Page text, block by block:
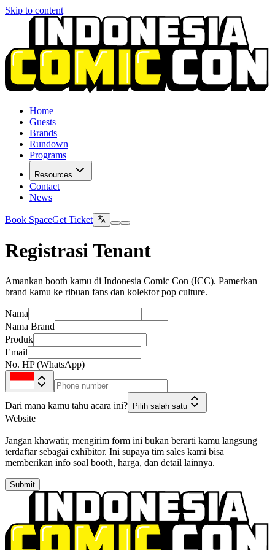
Skip to content
Home
Guests
Brands
Rundown
Programs
Resources
Contact
News
Book SpaceGet Ticket
Registrasi Tenant
Amankan booth kamu di Indonesia Comic Con (ICC). Pamerkan
brand kamu ke ribuan fans dan kolektor pop culture.
Nama
Nama Brand
Produk
Email
No. HP (WhatsApp)
Dari mana kamu tahu acara ini? Pilih salah satu
Website
Jangan khawatir, mengirim form ini bukan berarti kamu langsung
terdaftar sebagai exhibitor. Ini supaya tim sales kami bisa
memberikan info soal booth, harga, dan detail lainnya.
Submit